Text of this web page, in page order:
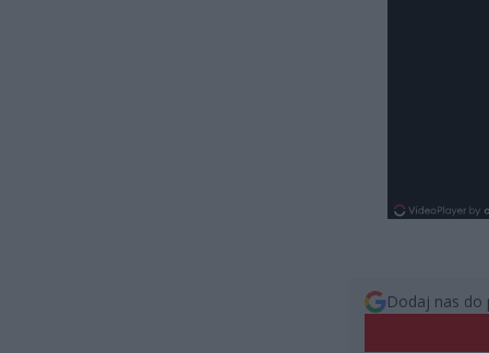
Dodaj nas do